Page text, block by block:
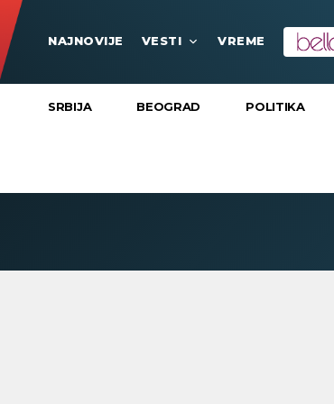
NAJNOVIJE VESTI VREME
SRBIJA BEOGRAD POLITIKA